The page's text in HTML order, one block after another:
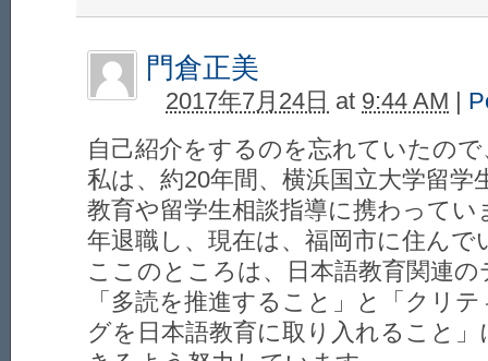
門倉正美
2017年7月24日 at 9:44 AM |
自己紹介をするのを忘れていたの
私は、約20年間、横浜国立大学留学
教育や留学生相談指導に携わってい
年退職し、現在は、福岡市に住んで
ここのところは、日本語教育関連
「多読を推進すること」と「クリ
グを日本語教育に取り入れること